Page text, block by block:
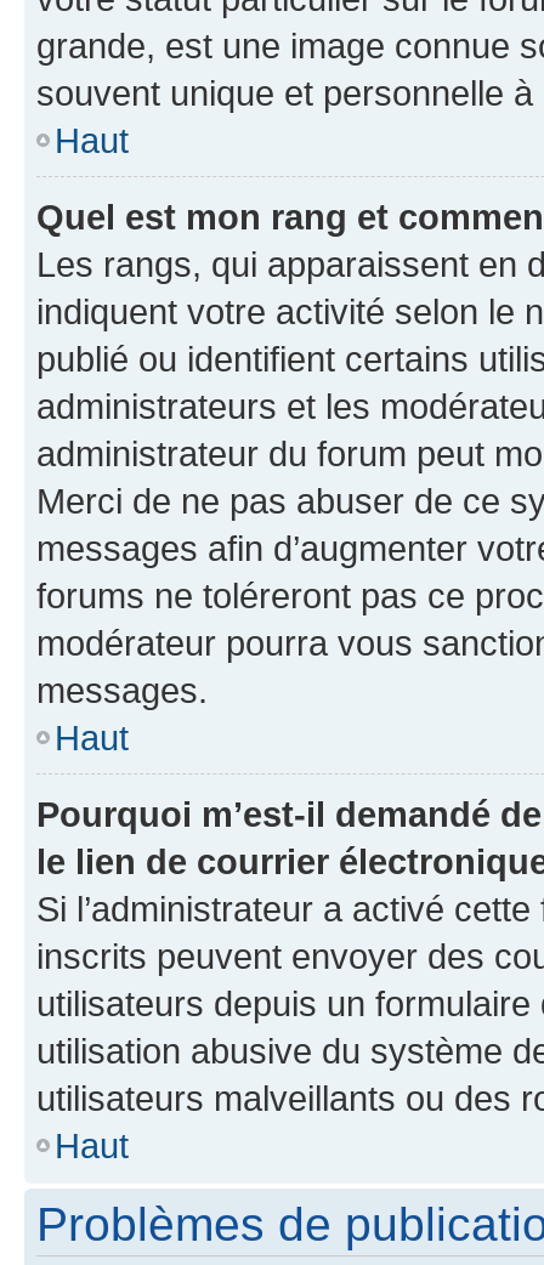
grande, est une image connue
souvent unique et personnelle
Haut
Quel est mon rang et
Les rangs, qui apparaissent en
indiquent votre activité selon le
publié ou identifient certains
administrateurs et les
administrateur du forum peut
Merci de ne pas abuser de ce
messages afin d’augmenter
forums ne toléreront pas ce
modérateur pourra vous
messages.
Haut
Pourquoi m’est-il demandé
le lien de courrier
Si l’administrateur a activé
inscrits peuvent envoyer des
utilisateurs depuis un
utilisation abusive du système
utilisateurs malveillants ou des
Haut
Problèmes de